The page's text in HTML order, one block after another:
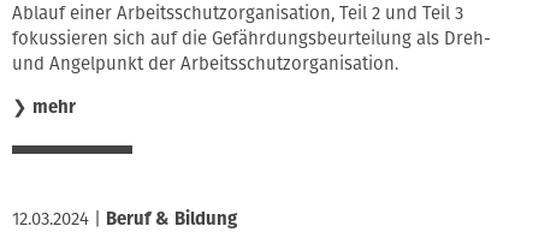
Ablauf einer Arbeitsschutzorganisation, Teil 2 und Teil 3
fokussieren sich auf die Gefährdungsbeurteilung als Dreh-
und Angelpunkt der Arbeitsschutzorganisation.
❯ mehr
12.03.2024 Beruf & Bildung